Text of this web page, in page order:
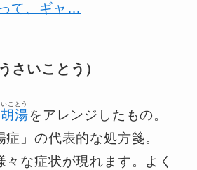
て、ギャ…
さいことう）
湯
ことう
をアレンジしたもの。
症」の代表的な処方箋。
々な症状が現れます。 よく